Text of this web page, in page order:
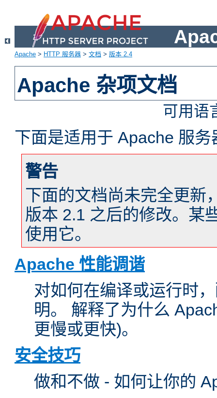
Apache > HTTP 服务器 > 文档 > 版本 2.4
Apache 杂项文档
可用语
下面是适用于 Apache 服
警告
下面的文档尚未完全更新
版本 2.1 之后的修改。某
使用它。
Apache 性能调谐
对如何在编译或运行时
明。 解释了为什么
更慢或更快)。
安全技巧
做和不做 - 如何让你的